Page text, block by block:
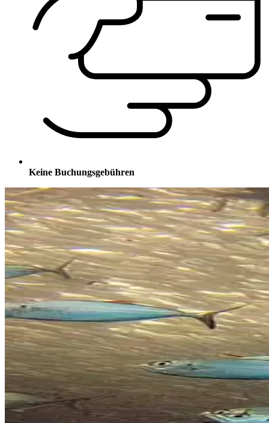
Keine Buchungsgebühren